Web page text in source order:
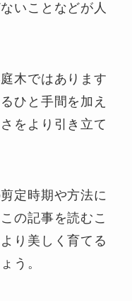
いことなどが人
木ではあります
ひと手間を加え
をより引き立て
定時期や方法に
の記事を読むこ
り美しく育てる
う。